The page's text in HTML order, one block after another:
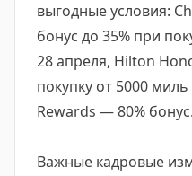
выгодные условия:
бонус до 35% при
28 апреля, Hilton
покупку от 5000
Rewards — 80% бонус.
Важные кадровые